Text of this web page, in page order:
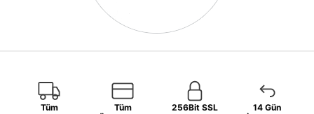
Tüm
Tüm
256Bit SSL
14 Gün